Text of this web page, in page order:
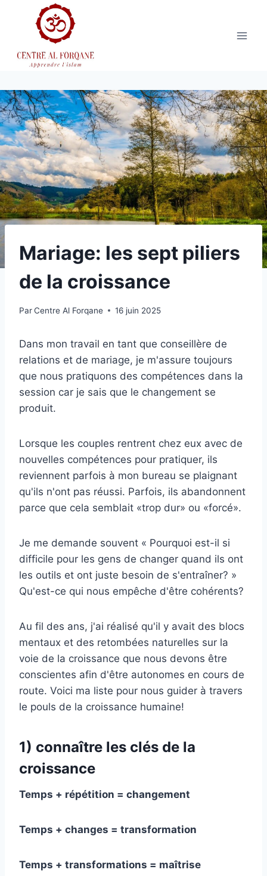
Mariage: les sept piliers
de la croissance
ParCentre Al Forqane 16 juin 2025
Dans mon travail en tant que conseillère de
relations et de mariage, je m'assure toujours
que nous pratiquons des compétences dans la
session car je sais que le changement se
produit.
Lorsque les couples rentrent chez eux avec de
nouvelles compétences pour pratiquer, ils
reviennent parfois à mon bureau se plaignant
qu'ils n'ont pas réussi. Parfois, ils abandonnent
parce que cela semblait «trop dur» ou «forcé».
Je me demande souvent « Pourquoi est-il si
difficile pour les gens de changer quand ils ont
les outils et ont juste besoin de s'entraîner? »
Qu'est-ce qui nous empêche d'être cohérents?
Au fil des ans, j'ai réalisé qu'il y avait des blocs
mentaux et des retombées naturelles sur la
voie de la croissance que nous devons être
conscientes afin d'être autonomes en cours de
route. Voici ma liste pour nous guider à travers
le pouls de la croissance humaine!
1) connaître les clés de la
croissance
Temps + répétition = changement
Temps + changes = transformation
Temps + transformations = maîtrise